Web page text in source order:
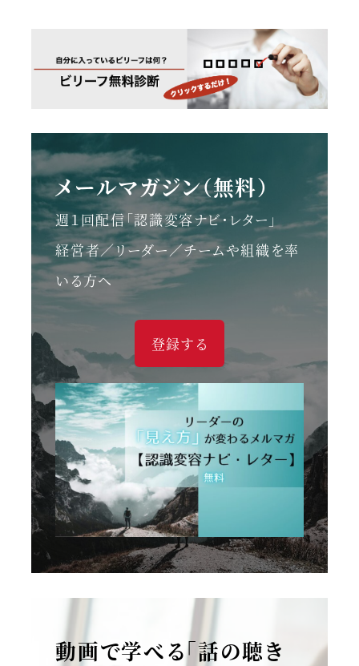
メールマガジン（無料）
週１回配信「認識変容ナビ・レター」
経営者／リーダー／チームや組織を率
いる方へ
登録する
動画で学べる「話の聴き